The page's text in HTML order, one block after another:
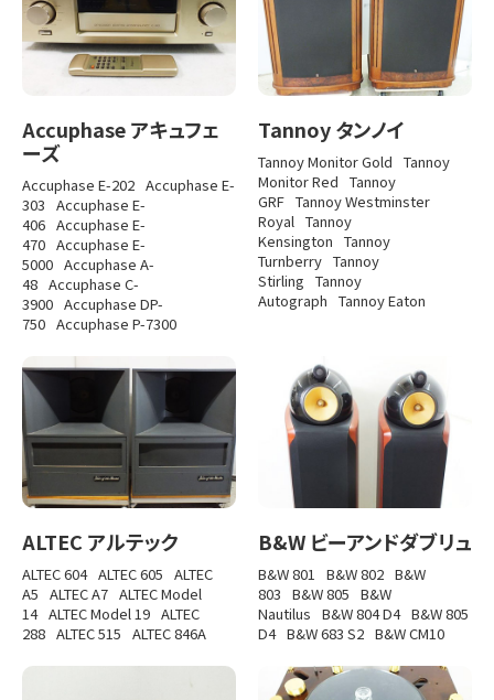
Accuphase アキュフェ
ーズ
Accuphase E-202 Accuphase E-
303 Accuphase E-
406 Accuphase E-
470 Accuphase E-
5000 Accuphase A-
48 Accuphase C-
3900 Accuphase DP-
750 Accuphase P-7300
Tannoy タンノイ
Tannoy Monitor Gold Tannoy
Monitor Red Tannoy
GRF Tannoy Westminster
Royal Tannoy
Kensington Tannoy
Turnberry Tannoy
Stirling Tannoy
Autograph Tannoy Eaton
ALTEC アルテック
ALTEC 604 ALTEC 605 ALTEC
A5 ALTEC A7 ALTEC Model
14 ALTEC Model 19 ALTEC
288 ALTEC 515 ALTEC 846A
B&W ビーアンドダブリュ
B&W 801 B&W 802 B&W
803 B&W 805 B&W
Nautilus B&W 804 D4 B&W 805
D4 B&W 683 S2 B&W CM10